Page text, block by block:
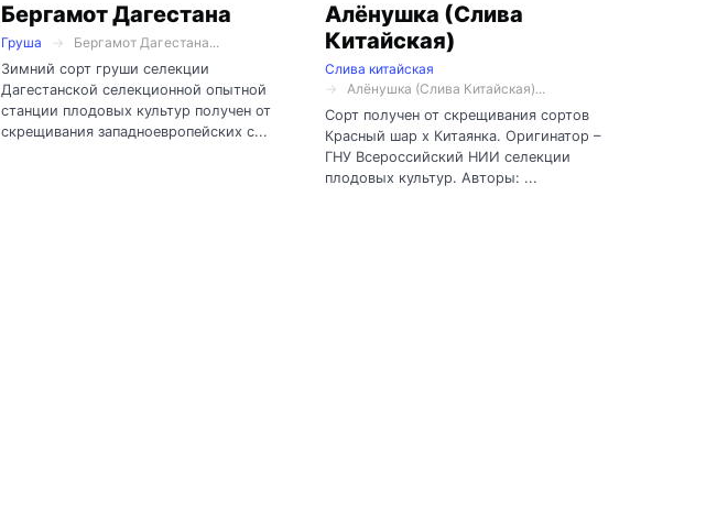
Бергамот Дагестана
Груша
Бергамот Дагестана...
Зимний сорт груши селекции
Дагестанской селекционной опытной
станции плодовых культур получен от
скрещивания западноевропейских с...
Алёнушка (Слива
Китайская)
Слива китайская
Алёнушка (Слива Китайская)...
Сорт получен от скрещивания сортов
Красный шар х Китаянка. Оригинатор –
ГНУ Всероссийский НИИ селекции
плодовых культур. Авторы: ...